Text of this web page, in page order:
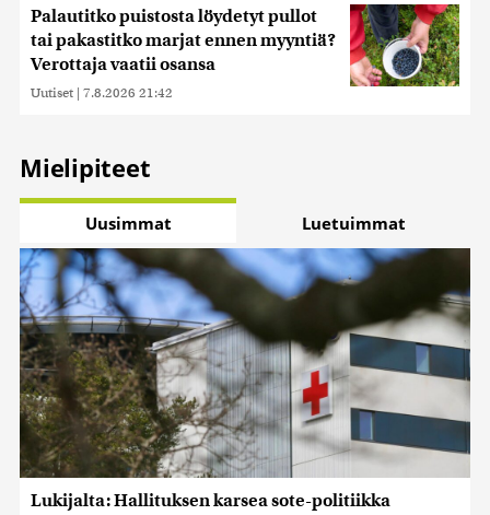
Palautitko puistosta löydetyt pullot
tai pakastitko marjat ennen myyntiä?
Verottaja vaatii osansa
Uutiset | 7.8.2026 21:42
Mielipiteet
Uusimmat Luetuimmat
Lukijalta: Hallituksen karsea sote-politiikka